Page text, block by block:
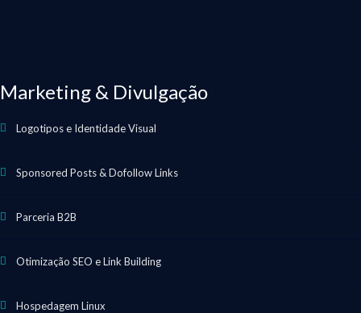
Marketing & Divulgação
Logotipos e Identidade Visual
Sponsored Posts & Dofollow Links
Parceria B2B
Otimização SEO e Link Building
Hospedagem Linux